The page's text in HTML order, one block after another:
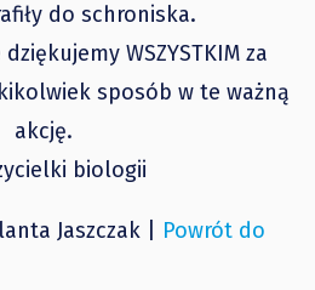
do schroniska.
WSZYSTKIM za
sposób w te ważną
akcję.
biologii
Jaszczak | Powrót do